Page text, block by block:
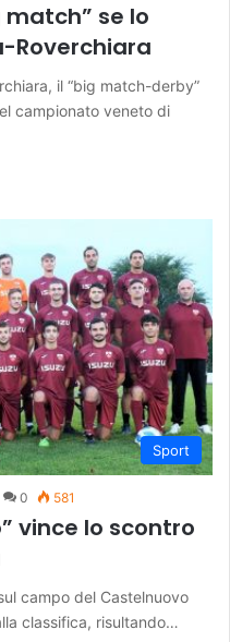
match” se lo
Roverchiara
il “big match-derby”
campionato veneto di
Sport
0 581
vince lo scontro
campo del Castelnuovo
classifica, risultando…